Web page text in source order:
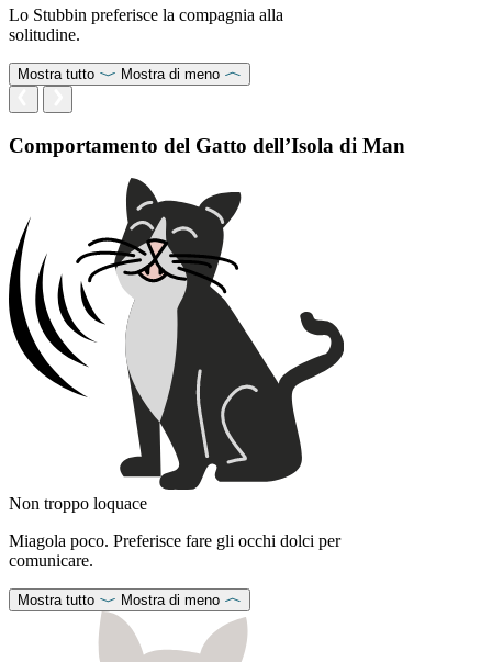
Lo Stubbin preferisce la compagnia alla
solitudine.
Mostra tutto Mostra di meno
Comportamento del Gatto dell’Isola di Man
Non troppo loquace
Miagola poco. Preferisce fare gli occhi dolci per
comunicare.
Mostra tutto Mostra di meno